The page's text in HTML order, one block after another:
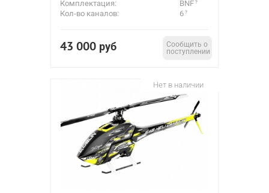
Комплектация:
BNF
Кол-во каналов:
6
43 000 руб
Сообщить о
поступлении
Нет в наличии